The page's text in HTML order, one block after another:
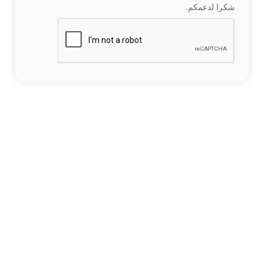
شكرا لدعمكم.